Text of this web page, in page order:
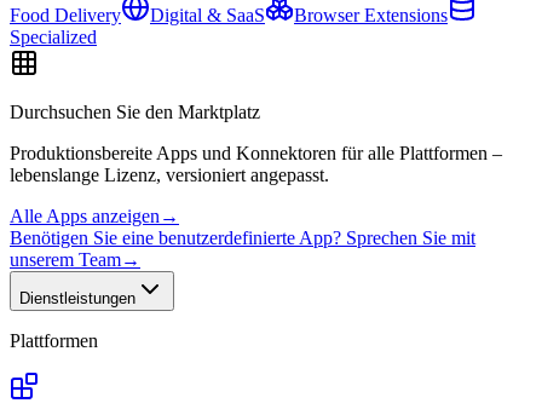
Food Delivery
Digital & SaaS
Browser Extensions
Specialized
Durchsuchen Sie den Marktplatz
Produktionsbereite Apps und Konnektoren für alle Plattformen –
lebenslange Lizenz, versioniert angepasst.
Alle Apps anzeigen →
Benötigen Sie eine benutzerdefinierte App? Sprechen Sie mit
unserem Team→
Dienstleistungen
Plattformen